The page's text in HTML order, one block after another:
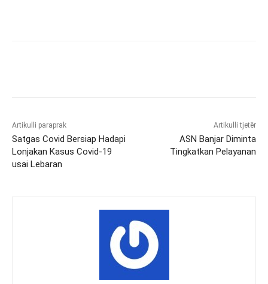
Artikulli paraprak
Satgas Covid Bersiap Hadapi
Lonjakan Kasus Covid-19
usai Lebaran
Artikulli tjetër
ASN Banjar Diminta
Tingkatkan Pelayanan